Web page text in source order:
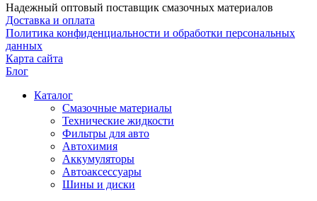
Надежный оптовый поставщик смазочных материалов
Доставка и оплата
Политика конфиденциальности и обработки персональных
данных
Карта сайта
Блог
Каталог
Смазочные материалы
Технические жидкости
Фильтры для авто
Автохимия
Аккумуляторы
Автоаксессуары
Шины и диски